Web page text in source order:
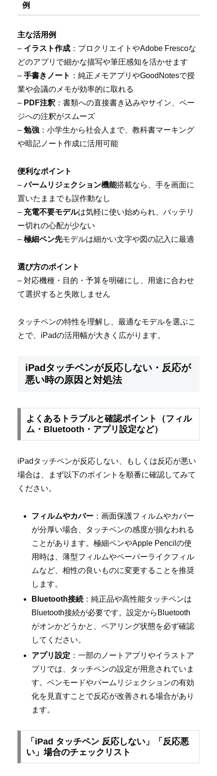
例
主な活用例
– イラスト作成 ：プロクリエイトやAdobe Frescoな
どのアプリで細かな描写や筆圧感知を活かせます
– 手書きノート ：純正メモアプリやGoodNotesで授
業や会議のメモが効率的に取れる
– PDF注釈 ：書類への直接書き込みやサイン、ペー
ジへの注釈がスムーズ
– 勉強 ：小学生から社会人まで、教科書マーキング
や暗記ノート作成に活用可能
便利なポイント
–パームリジェクション機能搭載なら、手を画面に
置いたままでも誤作動なし
– 充電不要モデルは気軽に使い始められ、バッテリ
ー切れの心配が少ない
– 極細ペン先モデルは細かい文字や図の記入に最適
選び方のポイント
– 対応機種・目的・予算を明確にし、用途に合わせ
て選択すると失敗しません
タッチペンの特性を理解し、最適なモデルを選ぶこ
とで、iPadの活用幅が大きく広がります。
iPadタッチペンが反応しない・反応が
悪い時の原因と対処法
よくあるトラブルと確認ポイント（フィル
ム・Bluetooth・アプリ設定など）
iPadタッチペンが反応しない、もしくは反応が悪い
場合は、まず以下のポイントを順番に確認してみて
ください。
フィルムやカバー ：画面保護フィルムやカバー
が分厚い場合、タッチペンの感度が損なわれる
ことがあります。極細ペンやApple Pencilの使
用時は、薄型フィルムやペーパーライクフィル
ムなど、相性の良いものに変更することを推奨
します。
Bluetooth接続 ：純正品や高性能タッチペンは
Bluetooth接続が必要です。設定からBluetooth
がオンかどうかと、ペアリング状態を必ず確認
してください。
アプリ設定 ：一部のノートアプリやイラストア
プリでは、タッチペンの設定が用意されていま
す。ペンモードやパームリジェクションの有効
化を見直すことで反応が改善される場合があり
ます。
「iPad タッチペン 反応しない」「反応悪
い」場合のチェックリスト